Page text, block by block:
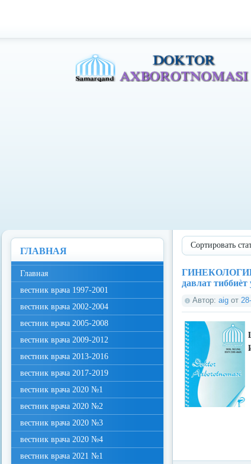
Сортировать
давлат
Автор: aig от
ГЛАВНАЯ
Главная
вестник врача 1997-2001
вестник врача 2002-2004
вестник врача 2005-2008
вестник врача 2009-2012
вестник врача 2013-2016
вестник врача 2017-2019
вестник врача 2020 №1
вестник врача 2020 №2
вестник врача 2020 №3
вестник врача 2020 №4
вестник врача 2021 №1